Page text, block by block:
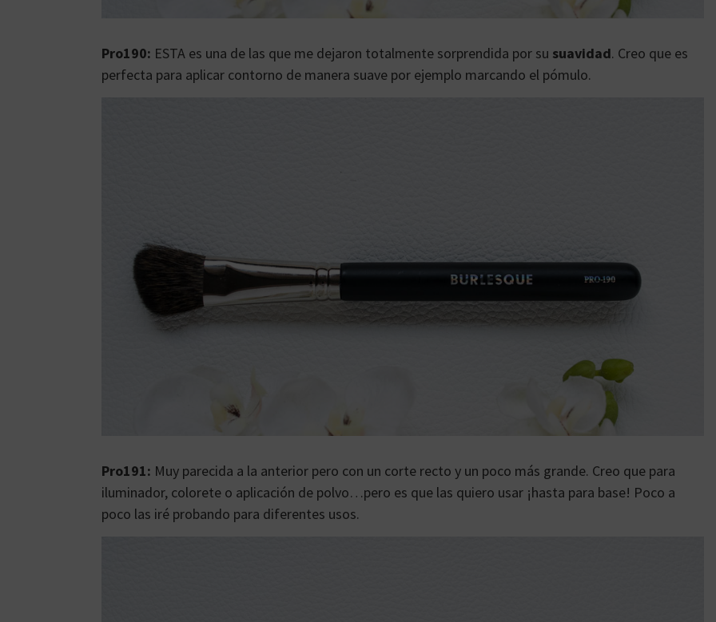
Pro190: ESTA es una de las que me dejaron totalmente sorprendida por su suavidad. Creo que es
perfecta para aplicar contorno de manera suave por ejemplo marcando el pómulo.
Pro191: Muy parecida a la anterior pero con un corte recto y un poco más grande. Creo que para
iluminador, colorete o aplicación de polvo…pero es que las quiero usar ¡hasta para base! Poco a
poco las iré probando para diferentes usos.